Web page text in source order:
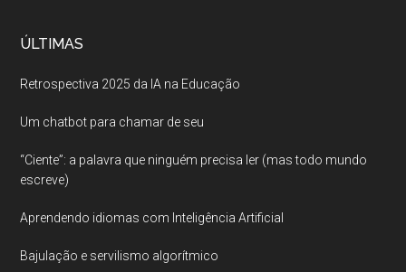
ÚLTIMAS
Retrospectiva 2025 da IA na Educação
Um chatbot para chamar de seu
“Ciente”: a palavra que ninguém precisa ler (mas todo mundo
escreve)
Aprendendo idiomas com Inteligência Artificial
Bajulação e servilismo algorítmico